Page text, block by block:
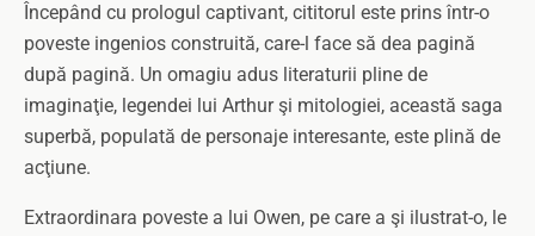
Începând cu prologul captivant, cititorul este prins într-o
poveste ingenios construită, care-l face să dea pagină
după pagină. Un omagiu adus literaturii pline de
imaginaţie, legendei lui Arthur şi mitologiei, această saga
superbă, populată de personaje interesante, este plină de
acţiune.
Extraordinara poveste a lui Owen, pe care a şi ilustrat-o, le